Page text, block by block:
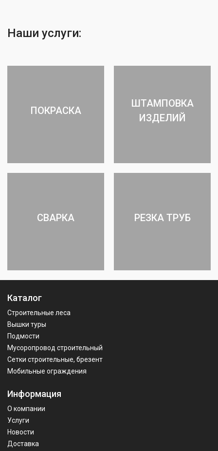
Наши услуги:
ПОКРАСКА
ШТАМПОВКА
ИЗДЕЛИЙ
СВАРКА РЕЗКА ТРУБ
Каталог
Строительные леса
Вышки туры
Подмости
Мусоропровод строительный
Сетки строительные, брезент
Мобильные ограждения
Информация
О компании
Услуги
Новости
Доставка